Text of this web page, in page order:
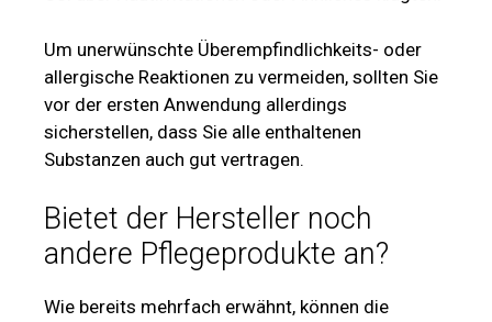
Um unerwünschte Überempfindlichkeits- oder
allergische Reaktionen zu vermeiden, sollten Sie
vor der ersten Anwendung allerdings
sicherstellen, dass Sie alle enthaltenen
Substanzen auch gut vertragen.
Bietet der Hersteller noch
andere Pflegeprodukte an?
Wie bereits mehrfach erwähnt, können die